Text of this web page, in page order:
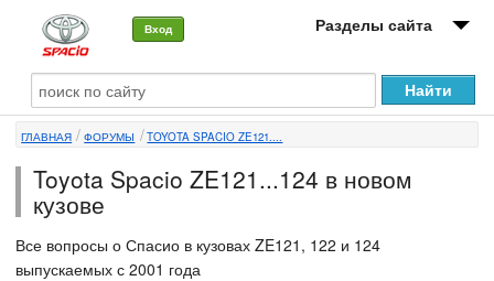
Вход Разделы сайта
О машине
Автоклуб
Форумы
Сервисы и услуги
ГЛАВНАЯ ФОРУМЫ TOYOTA SPACIO ZE121....
Toyota Spacio ZE121...124 в новом
кузове
Все вопросы о Спасио в кузовах ZE121, 122 и 124
выпускаемых с 2001 года